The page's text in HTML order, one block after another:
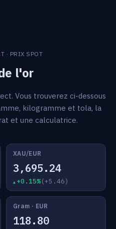
· PRIX SPOT
l'or
Vous trouverez ci-dessous
kilogramme et tola, la
et une calculatrice.
XAU/EUR
3,695.24
+0.15%(+5.46)
Gram · EUR
118.80